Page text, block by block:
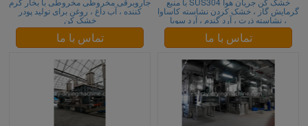
کننده ، آب داغ ، روغن برای تولید پودر
خشک کن
تماس با ما
گرمایش گاز ، خشک کردن نشاسته کاساوا
، نشاسته ذرت ، آرد گندم ، آرد سویا
تماس با ما